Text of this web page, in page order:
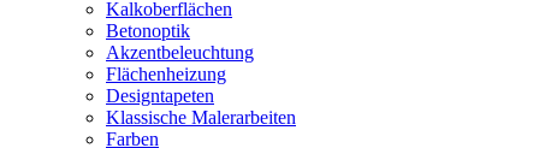
Kalkoberflächen
Betonoptik
Akzentbeleuchtung
Flächenheizung
Designtapeten
Klassische Malerarbeiten
Farben